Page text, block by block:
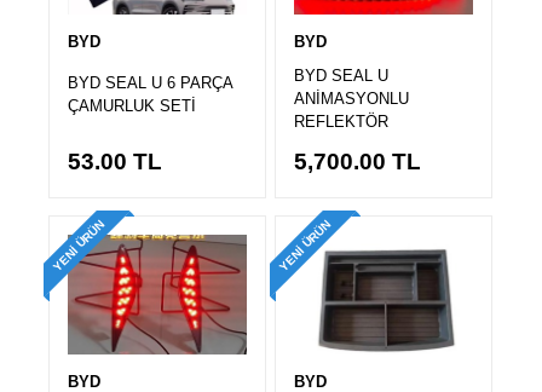
BYD
BYD SEAL U 6 PARÇA
ÇAMURLUK SETİ
53.00 TL
BYD
BYD SEAL U
ANİMASYONLU
REFLEKTÖR
5,700.00 TL
YENI ÜRÜN
BYD
YENI ÜRÜN
BYD